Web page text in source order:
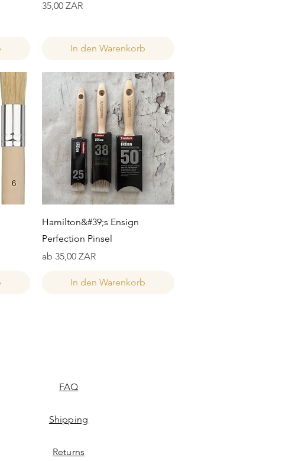
Preis
35,00 ZAR
In den Warenkorb
Schnellansicht
Hamilton&#39;s Ensign
Perfection Pinsel
ab 35,00 ZAR
Sale-Preis
In den Warenkorb
FAQ
Shipping
Returns